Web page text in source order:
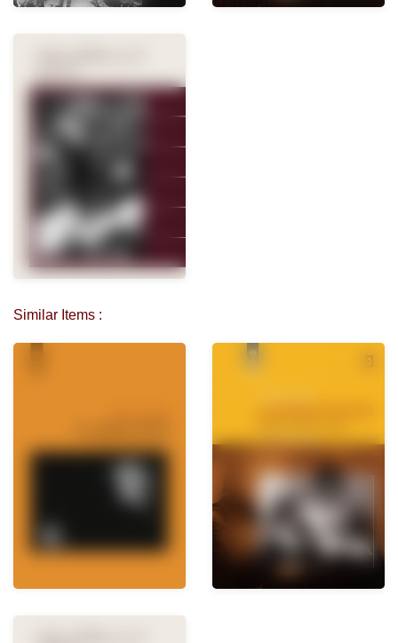
Similar Items :